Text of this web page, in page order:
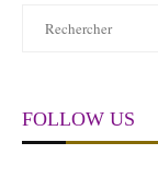
FOLLOW US